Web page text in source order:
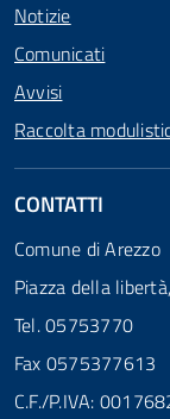
Notizie
Comunicati
Avvisi
Raccolta
CONTATTI
Comune di Arezzo
Piazza della
Tel. 05753770
Fax 0575377613
C.F./P.IVA: